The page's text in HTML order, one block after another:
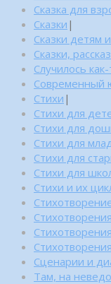
Сказка для
Сказки |
Сказки детям
Сказки,
Случилось
Современный
Стихи |
Стихи для
Стихи для
Стихи для
Стихи для
Стихи для
Стихи и их
Стихотворения
Сценарии и
Там, на